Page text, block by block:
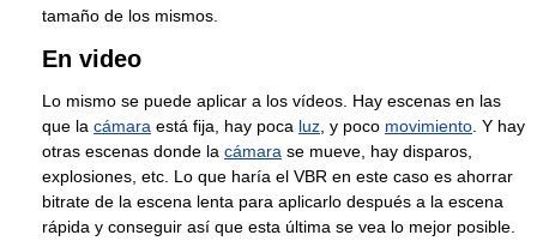
tamaño de los mismos.
En video
Lo mismo se puede aplicar a los vídeos. Hay escenas en las
que la cámara está fija, hay poca luz , y poco movimiento . Y hay
otras escenas donde la cámara se mueve, hay disparos,
explosiones, etc. Lo que haría el VBR en este caso es ahorrar
bitrate de la escena lenta para aplicarlo después a la escena
rápida y conseguir así que esta última se vea lo mejor posible.